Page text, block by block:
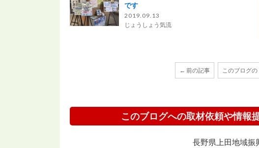
です
2019.09.13
じょうしょう気流
← 前の記事 このブログ
このブログへの取材依頼や情報
長野県上田地域振